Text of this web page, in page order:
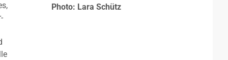
Photo: Lara Schütz